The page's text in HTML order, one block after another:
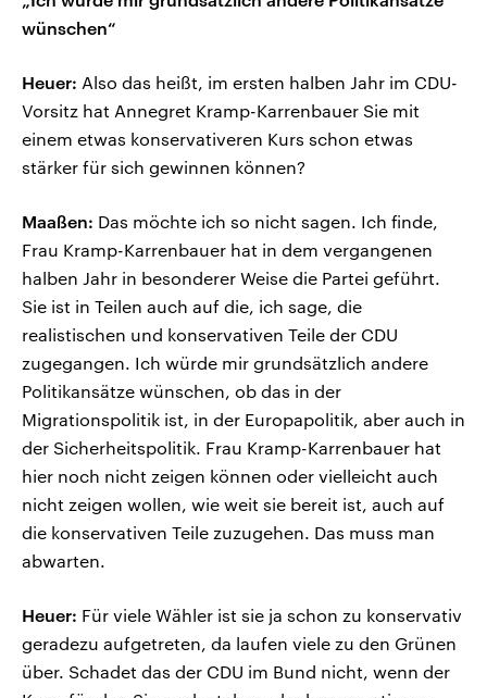
wünschen“
Heuer: Also das heißt, im ersten halben Jahr im CDU-
Vorsitz hat Annegret Kramp-Karrenbauer Sie mit
einem etwas konservativeren Kurs schon etwas
stärker für sich gewinnen können?
Maaßen: Das möchte ich so nicht sagen. Ich finde,
Frau Kramp-Karrenbauer hat in dem vergangenen
halben Jahr in besonderer Weise die Partei geführt.
Sie ist in Teilen auch auf die, ich sage, die
realistischen und konservativen Teile der CDU
zugegangen. Ich würde mir grundsätzlich andere
Politikansätze wünschen, ob das in der
Migrationspolitik ist, in der Europapolitik, aber auch in
der Sicherheitspolitik. Frau Kramp-Karrenbauer hat
hier noch nicht zeigen können oder vielleicht auch
nicht zeigen wollen, wie weit sie bereit ist, auch auf
die konservativen Teile zuzugehen. Das muss man
abwarten.
Heuer: Für viele Wähler ist sie ja schon zu konservativ
geradezu aufgetreten, da laufen viele zu den Grünen
über. Schadet das der CDU im Bund nicht, wenn der